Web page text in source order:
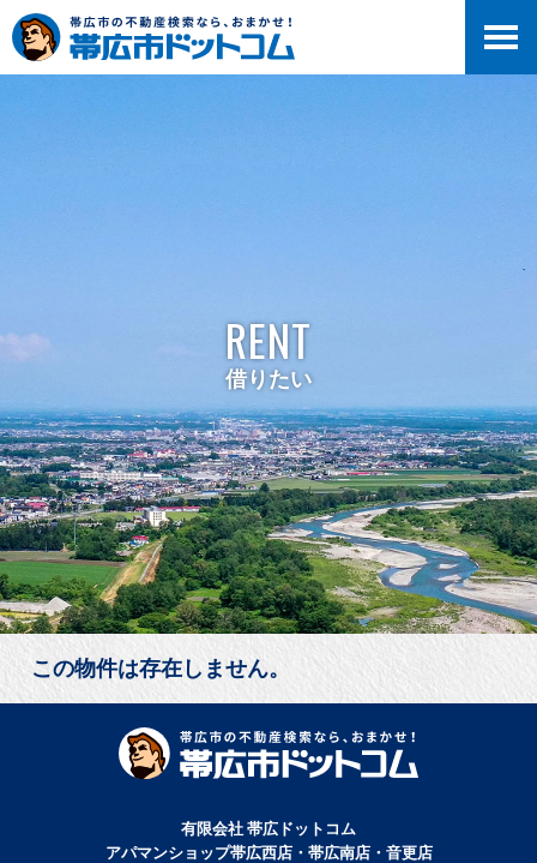
RENT
借りたい
この物件は存在しません。
有限会社 帯広ドットコム
アパマンショップ帯広西店・帯広南店・音更店